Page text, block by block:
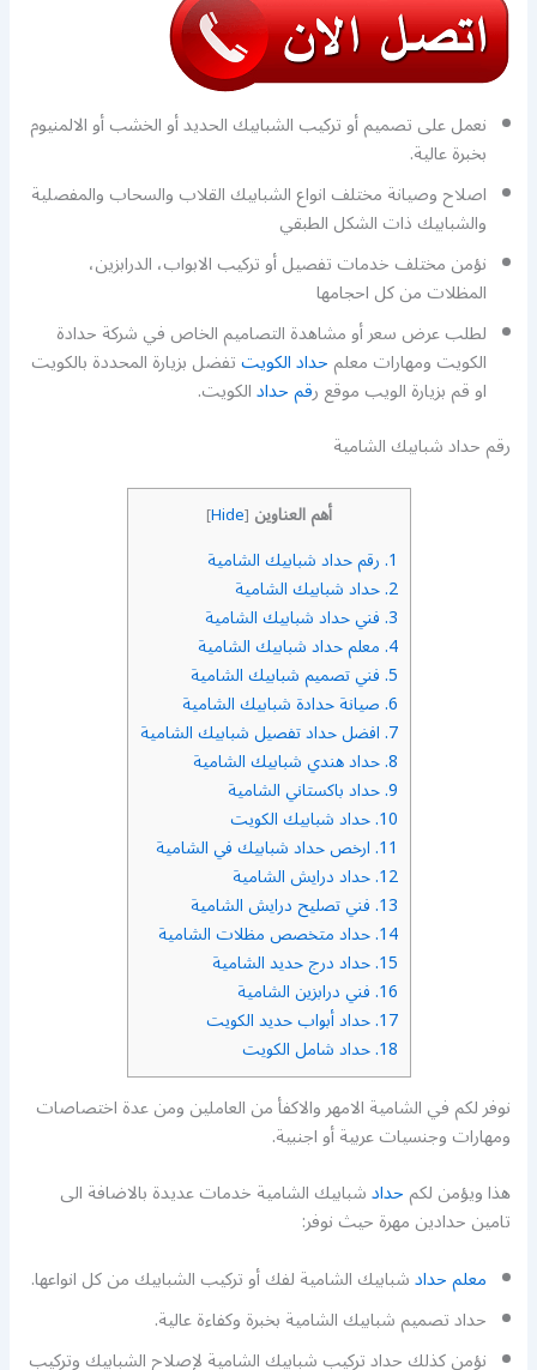
نعمل على تصميم أو تركيب الشبابيك الحديد أو الخشب أو الالمنيوم
بخبرة عالية.
اصلاح وصيانة مختلف انواع الشبابيك القلاب والسحاب والمفصلية
والشبابيك ذات الشكل الطبقي
نؤمن مختلف خدمات تفصيل أو تركيب الابواب، الدرابزين،
المظلات من كل احجامها
لطلب عرض سعر أو مشاهدة التصاميم الخاص في شركة حدادة
الكويت ومهارات معلمحداد الكويتتفضل بزيارة المحددة بالكويت
او قم بزيارة الويب موقع رقم حدادالكويت.
رقم حداد شبابيك الشامية
أهم العناوين [
Hide
]
1. رقم حداد شبابيك الشامية
2. حداد شبابيك الشامية
3. فني حداد شبابيك الشامية
4. معلم حداد شبابيك الشامية
5. فني تصميم شبابيك الشامية
6. صيانة حدادة شبابيك الشامية
7. افضل حداد تفصيل شبابيك الشامية
8. حداد هندي شبابيك الشامية
9. حداد باكستاني الشامية
10. حداد شبابيك الكويت
11. ارخص حداد شبابيك في الشامية
12. حداد درايش الشامية
13. فني تصليح درايش الشامية
14. حداد متخصص مظلات الشامية
15. حداد درج حديد الشامية
16. فني درابزين الشامية
17. حداد أبواب حديد الكويت
18. حداد شامل الكويت
نوفر لكم في الشامية الامهر والاكفأ من العاملين ومن عدة اختصاصات
ومهارات وجنسيات عربية أو اجنبية.
هذا ويؤمن لكمحدادشبابيك الشامية خدمات عديدة بالاضافة الى
تامين حدادين مهرة حيث نوفر:
معلم حدادشبابيك الشامية لفك أو تركيب الشبابيك من كل انواعها.
حداد تصميم شبابيك الشامية بخبرة وكفاءة عالية.
نؤمن كذلك حداد تركيب شبابيك الشامية لإصلاح الشبابيك وتركيب